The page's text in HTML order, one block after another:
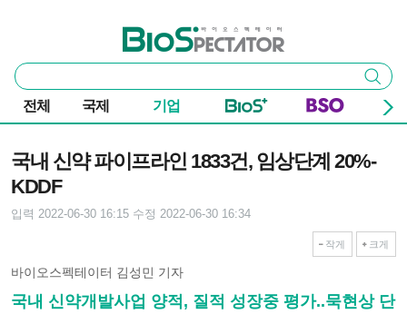
바이오스펙테이터
통
합
검
색
검색
전체 국제 기업
국내 신약 파이프라인 1833건, 임상단계 20%-
KDDF
입력 2022-06-30 16:15 수정 2022-06-30 16:34
작게 크게
바이오스펙테이터 김성민 기자
국내 신약개발사업 양적, 질적 성장중 평가..묵현상 단